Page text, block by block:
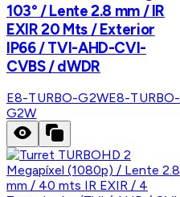
103° / Lente 2.8 mm / IR
EXIR 20 Mts / Exterior
IP66 / TVI-AHD-CVI-
CVBS / dWDR
E8-TURBO-G2WE8-TURBO-
G2W